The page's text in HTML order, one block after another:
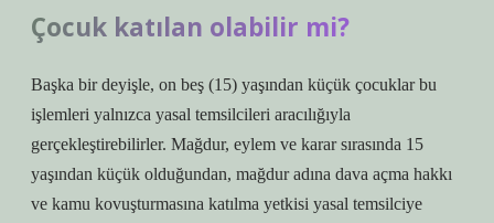
Çocuk katılan olabilir mi?
Başka bir deyişle, on beş (15) yaşından küçük çocuklar bu
işlemleri yalnızca yasal temsilcileri aracılığıyla
gerçekleştirebilirler. Mağdur, eylem ve karar sırasında 15
yaşından küçük olduğundan, mağdur adına dava açma hakkı
ve kamu kovuşturmasına katılma yetkisi yasal temsilciye